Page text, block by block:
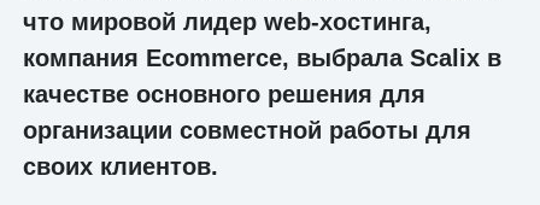
что мировой лидер web-хостинга,
компания Ecommerce, выбрала Scalix в
качестве основного решения для
организации совместной работы для
своих клиентов.